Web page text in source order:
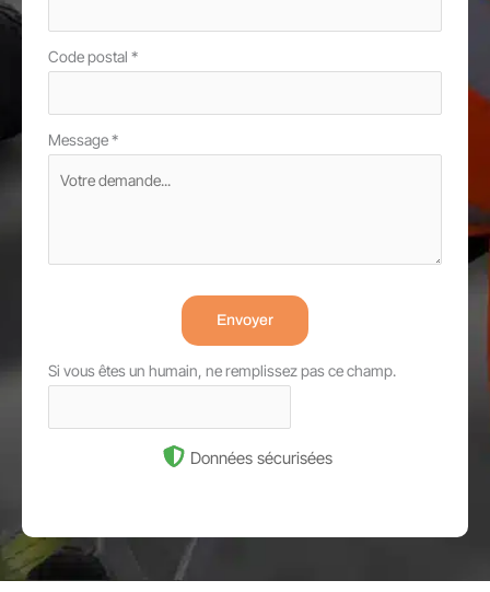
Code postal *
Message*
Envoyer
Si vous êtes un humain, ne remplissez pas ce champ.
Données sécurisées